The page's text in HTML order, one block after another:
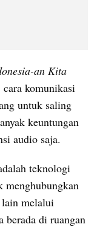
an Kita
komunikasi
untuk saling
keuntungan
audio saja.
teknologi
menghubungkan
lain melalui
berada di ruangan